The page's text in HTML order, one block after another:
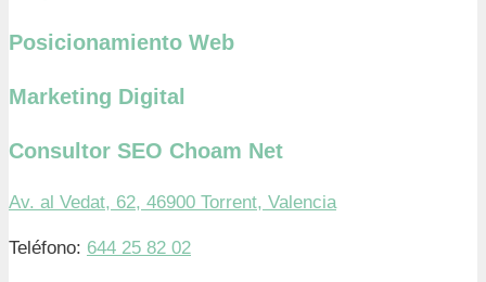
Posicionamiento Web
Marketing Digital
Consultor SEO Choam Net
Av. al Vedat, 62, 46900 Torrent, Valencia
Teléfono: 644 25 82 02